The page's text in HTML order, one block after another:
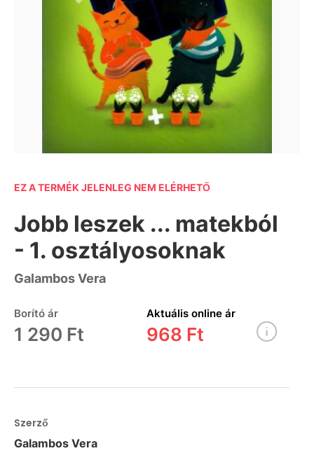
EZ A TERMÉK JELENLEG NEM ELÉRHETŐ
Jobb leszek ... matekból
- 1. osztályosoknak
Galambos Vera
Borító ár
1 290 Ft
Aktuális online ár
968 Ft
Szerző
Galambos Vera